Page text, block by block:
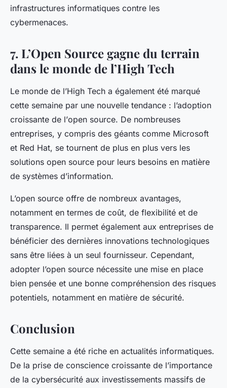
infrastructures informatiques contre les
cybermenaces.
7. L’Open Source gagne du terrain
dans le monde de l’High Tech
Le monde de l’High Tech a également été marqué
cette semaine par une nouvelle tendance : l’adoption
croissante de l’open source. De nombreuses
entreprises, y compris des géants comme Microsoft
et Red Hat, se tournent de plus en plus vers les
solutions open source pour leurs besoins en matière
de systèmes d’information.
L’open source offre de nombreux avantages,
notamment en termes de coût, de flexibilité et de
transparence. Il permet également aux entreprises de
bénéficier des dernières innovations technologiques
sans être liées à un seul fournisseur. Cependant,
adopter l’open source nécessite une mise en place
bien pensée et une bonne compréhension des risques
potentiels, notamment en matière de sécurité.
Conclusion
Cette semaine a été riche en actualités informatiques.
De la prise de conscience croissante de l’importance
de la cybersécurité aux investissements massifs de